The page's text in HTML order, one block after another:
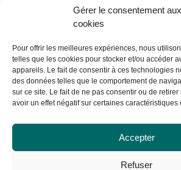
Gérer le consentement aux
cookies
Pour offrir les meilleures expériences, nous
telles que les cookies pour stocker et/ou accéder
appareils. Le fait de consentir à ces technologies
des données telles que le comportement de
sur ce site. Le fait de ne pas consentir ou de
avoir un effet négatif sur certaines caractéristiques
Accepter
Refuser